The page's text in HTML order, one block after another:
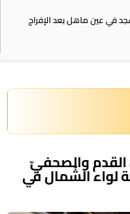
في عين ماهل بعد الإفراج
والصحفيّ
الشّمال في